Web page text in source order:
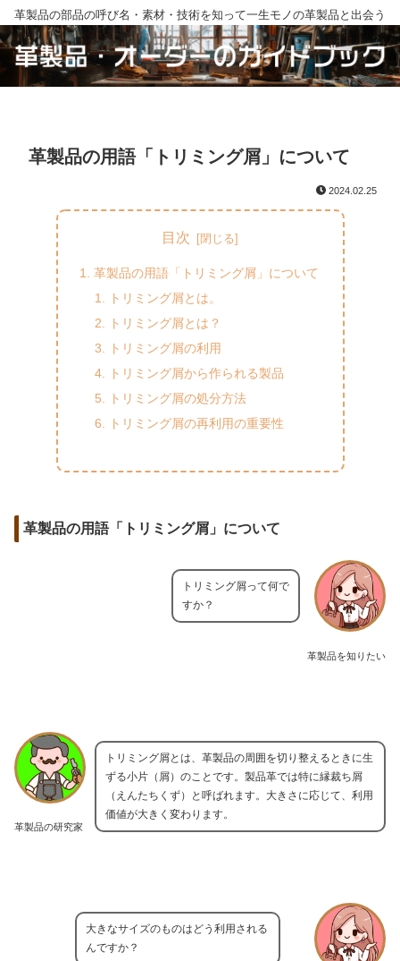
革製品の部品の呼び名・素材・技術を知って一生モノの革製品と出会う
革製品の用語「トリミング屑」について
2024.02.25
目次
革製品の用語「トリミング屑」について
トリミング屑とは。
トリミング屑とは？
トリミング屑の利用
トリミング屑から作られる製品
トリミング屑の処分方法
トリミング屑の再利用の重要性
革製品の用語「トリミング屑」について
革製品を知りたい
トリミング屑って何で
すか？
革製品の研究家
トリミング屑とは、革製品の周囲を切り整えるときに生
ずる小片（屑）のことです。製品革では特に縁裁ち屑
（えんたちくず）と呼ばれます。大きさに応じて、利用
価値が大きく変わります。
大きなサイズのものはどう利用される
んですか？